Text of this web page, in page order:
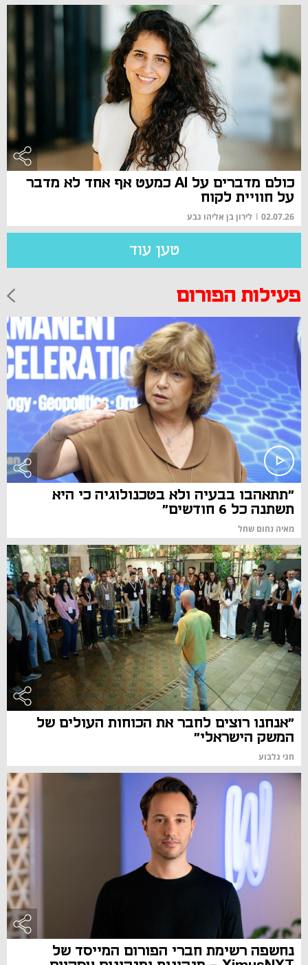
כולם מדברים על AI כמעט אף אחד לא מדבר
על חוויית לקוח
02.07.26
| לירון בן אליהו גבע
טען עוד
פעילות הפורום
"תתאהבו בבעיה ולא בטכנולוגיה כי היא
תשתנה כל 6 חודשים"
מאיה נחום שחל
"אנחנו רוצים לחבר את הכוחות העולים של
המשק הישראלי"
חגי גלבוע
נחשפה רשימת חברי הפורום המייסד של